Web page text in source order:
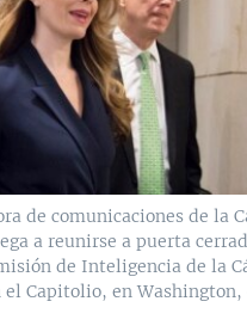
de comunicaciones de la
a reunirse a puerta
de Inteligencia de la
el Capitolio, en Washington,